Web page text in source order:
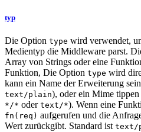
typ
Die Option type wird verwendet,
Medientyp die Middleware parst.
Array von Strings oder eine
Funktion, Die Option type wird
kann ein Name der Erweiterung
text/plain), oder ein Mime
*/* oder text/*). Wenn eine
fn(req) aufgerufen und die
Wert zurückgibt. Standard ist text/